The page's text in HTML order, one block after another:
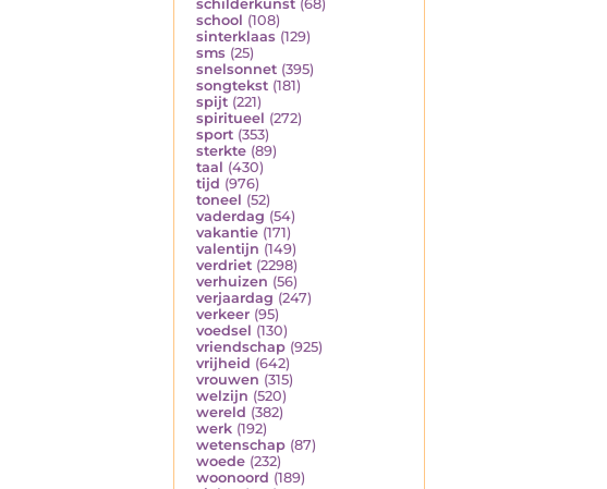
schilderkunst (68)
school (108)
sinterklaas (129)
sms (25)
snelsonnet (395)
songtekst (181)
spijt (221)
spiritueel (272)
sport (353)
sterkte (89)
taal (430)
tijd (976)
toneel (52)
vaderdag (54)
vakantie (171)
valentijn (149)
verdriet (2298)
verhuizen (56)
verjaardag (247)
verkeer (95)
voedsel (130)
vriendschap (925)
vrijheid (642)
vrouwen (315)
welzijn (520)
wereld (382)
werk (192)
wetenschap (87)
woede (232)
woonoord (189)